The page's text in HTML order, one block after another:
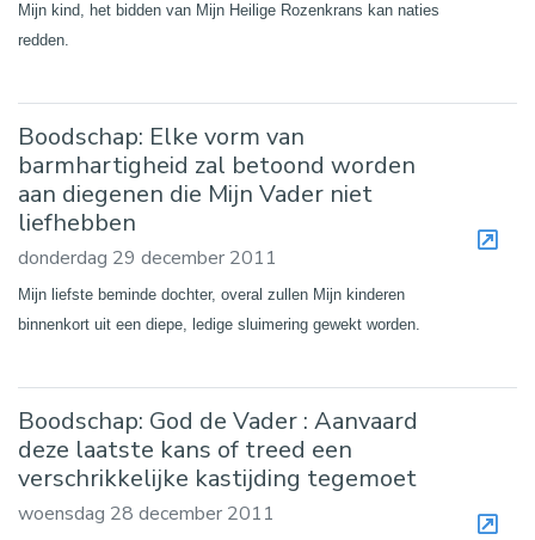
Mijn kind, het bidden van Mijn Heilige Rozenkrans kan naties
redden.
Boodschap: Elke vorm van
barmhartigheid zal betoond worden
aan diegenen die Mijn Vader niet
liefhebben
donderdag 29 december 2011
Mijn liefste beminde dochter, overal zullen Mijn kinderen
binnenkort uit een diepe, ledige sluimering gewekt worden.
Boodschap: God de Vader : Aanvaard
deze laatste kans of treed een
verschrikkelijke kastijding tegemoet
woensdag 28 december 2011